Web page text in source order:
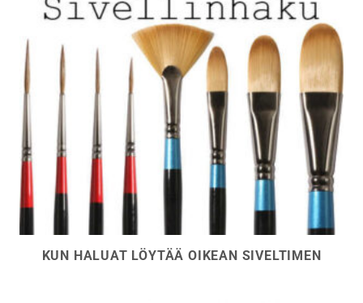
KUN HALUAT LÖYTÄÄ OIKEAN SIVELTIMEN